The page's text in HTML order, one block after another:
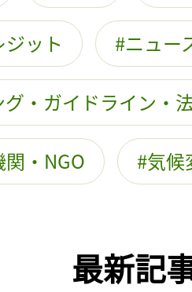
ット ニュー
グ・ガイドライン・
・NGO 気候
最新記